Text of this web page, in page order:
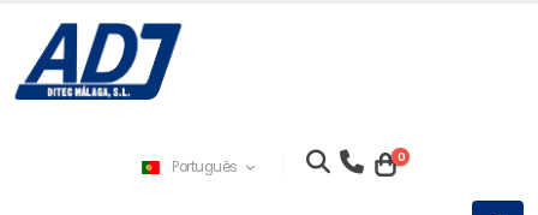
Português 0